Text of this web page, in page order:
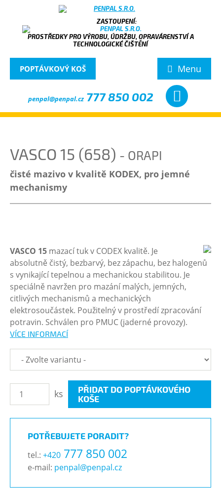
PROSTŘEDKY PRO VÝROBU, ÚDRŽBU, OPRAVÁRENSTVÍ A
TECHNOLOGICKÉ ČIŠTĚNÍ
Menu
POPTÁVKOVÝ KOŠ
penpal@penpal.cz 777 850 002
VASCO 15 (658) - ORAPI
čisté mazivo v kvalitě KODEX, pro jemné
mechanismy
VASCO 15 mazací tuk v CODEX kvalitě. Je
absolutně čistý, bezbarvý, bez zápachu, bez halogenů
s vynikající tepelnou a mechanickou stabilitou. Je
speciálně navržen pro mazání malých, jemných,
citlivých mechanismů a mechanických
elektrosoučástek. Použitelný v prostředí zpracování
potravin. Schválen pro PMUC (jaderné provozy).
VÍCE INFORMACÍ
ks
PŘIDAT DO POPTÁVKOVÉHO
KOŠE
POTŘEBUJETE PORADIT?
tel.: +420 777 850 002
e-mail: penpal@penpal.cz